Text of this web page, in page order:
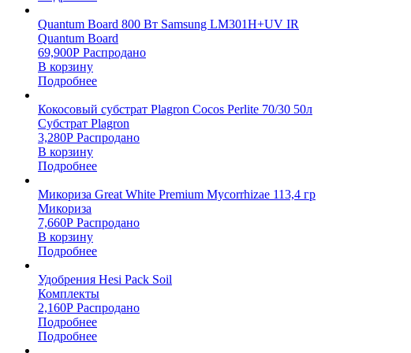
Quantum Board 800 Вт Samsung LM301H+UV IR
Quantum Board
69,900Р Распродано
В корзину
Подробнее
Кокосовый субстрат Plagron Cocos Perlite 70/30 50л
Субстрат Plagron
3,280Р Распродано
В корзину
Подробнее
Микориза Great White Premium Mycorrhizae 113,4 гр
Микориза
7,660Р Распродано
В корзину
Подробнее
Удобрения Hesi Pack Soil
Комплекты
2,160Р Распродано
Подробнее
Подробнее